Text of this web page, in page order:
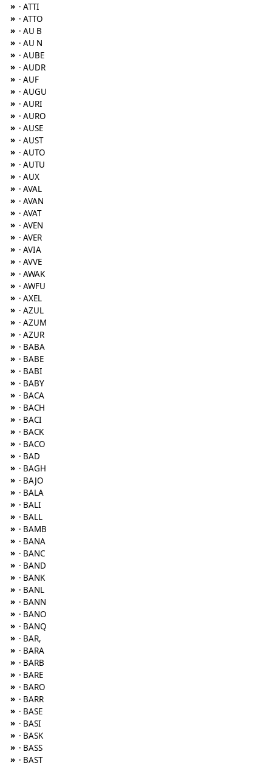
» · ATTI
» · ATTO
» · AU B
» · AU N
» · AUBE
» · AUDR
» · AUF
» · AUGU
» · AURI
» · AURO
» · AUSE
» · AUST
» · AUTO
» · AUTU
» · AUX
» · AVAL
» · AVAN
» · AVAT
» · AVEN
» · AVER
» · AVIA
» · AVVE
» · AWAK
» · AWFU
» · AXEL
» · AZUL
» · AZUM
» · AZUR
» · BABA
» · BABE
» · BABI
» · BABY
» · BACA
» · BACH
» · BACI
» · BACK
» · BACO
» · BAD
» · BAGH
» · BAJO
» · BALA
» · BALI
» · BALL
» · BAMB
» · BANA
» · BANC
» · BAND
» · BANK
» · BANL
» · BANN
» · BANO
» · BANQ
» · BAR,
» · BARA
» · BARB
» · BARE
» · BARO
» · BARR
» · BASE
» · BASI
» · BASK
» · BASS
» · BAST